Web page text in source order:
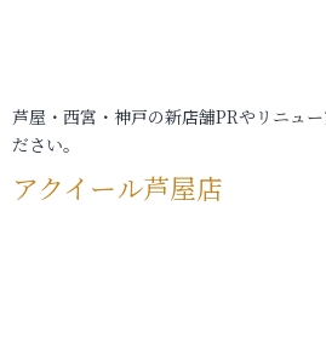
芦屋・西宮・神戸の新店舗PRやリニュ
ださい。
アクイール芦屋店